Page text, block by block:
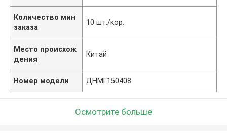
Количество мин
заказа
10 шт./кор.
Место происхож
дения
Китай
Номер модели ДНМГ150408
Осмотрите больше